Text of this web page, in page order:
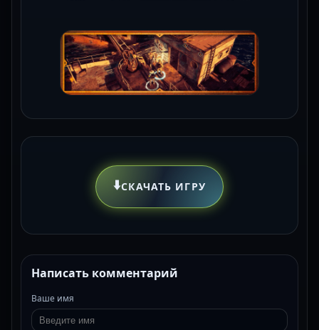
⬇️СКАЧАТЬ ИГРУ
Написать комментарий
Ваше имя